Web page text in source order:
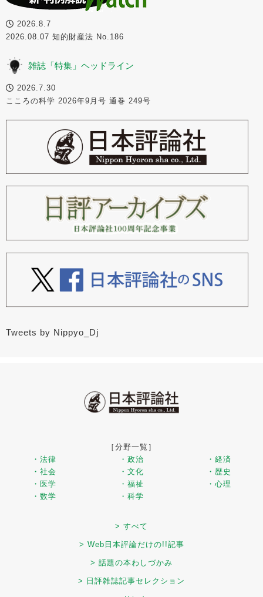
2026.8.7
2026.08.07 知的財産法 No.186
雑誌「特集」ヘッドライン
2026.7.30
こころの科学 2026年9月号 通巻 249号
Tweets by Nippyo_Dj
［分野一覧］
・法律
・政治
・経済
・社会
・文化
・歴史
・医学
・福祉
・心理
・数学
・科学
> すべて
> Web日本評論だけの!!記事
> 話題の本わしづかみ
> 日評雑誌記事セレクション